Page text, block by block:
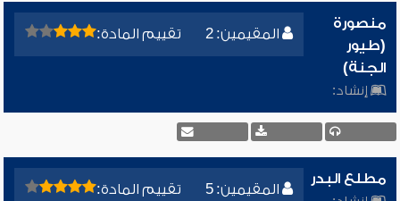
المقيمين: 2 تقييم المادة:
منصورة
(طيور
الجنة)
إنشاد:
المقيمين: 5 تقييم المادة:
مطلع البدر